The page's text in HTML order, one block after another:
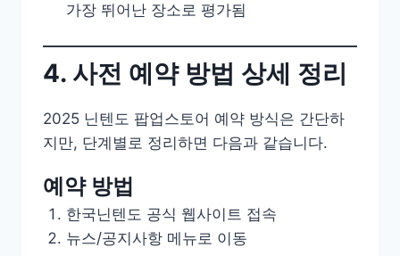
가장 뛰어난 장소로 평가됨
4. 사전 예약 방법 상세 정리
2025 닌텐도 팝업스토어 예약 방식은 간단하
지만, 단계별로 정리하면 다음과 같습니다.
예약 방법
한국닌텐도 공식 웹사이트 접속
뉴스/공지사항 메뉴로 이동